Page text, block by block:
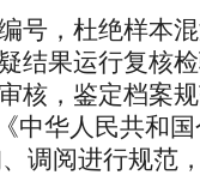
号，杜绝样本
结果运行复核
核，鉴定档案
中华人民共和国
调阅进行规范